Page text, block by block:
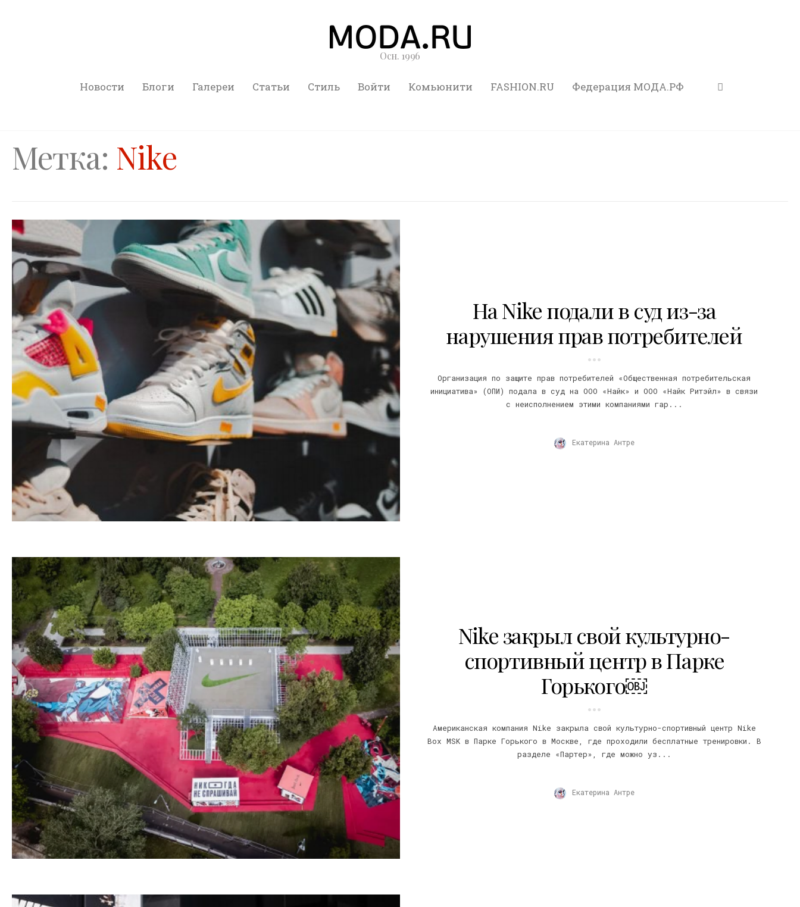
Осн. 1996
Новости Блоги Галереи Статьи Стиль Войти Комьюнити FASHION.RU Федерация МОДА.РФ
Метка: Nike
На Nike подали в суд из-за
нарушения прав потребителей
Организация по защите прав потребителей «Общественная потребительская
инициатива» (ОПИ) подала в суд на ООО «Найк» и ООО «Найк Ритэйл» в связи
с неисполнением этими компаниями гар...
Екатерина Антре
Nike закрыл свой культурно-
спортивный центр в Парке
Горького￼
Американская компания Nike закрыла свой культурно-спортивный центр Nike
Box MSK в Парке Горького в Москве, где проходили бесплатные тренировки. В
разделе «Партер», где можно уз...
Екатерина Антре